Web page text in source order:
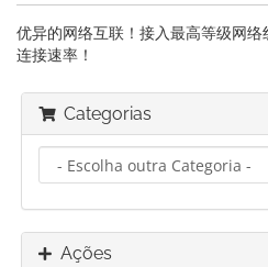
优异的网络互联！接入最高等级网
连接速率！
Categorias
Ações